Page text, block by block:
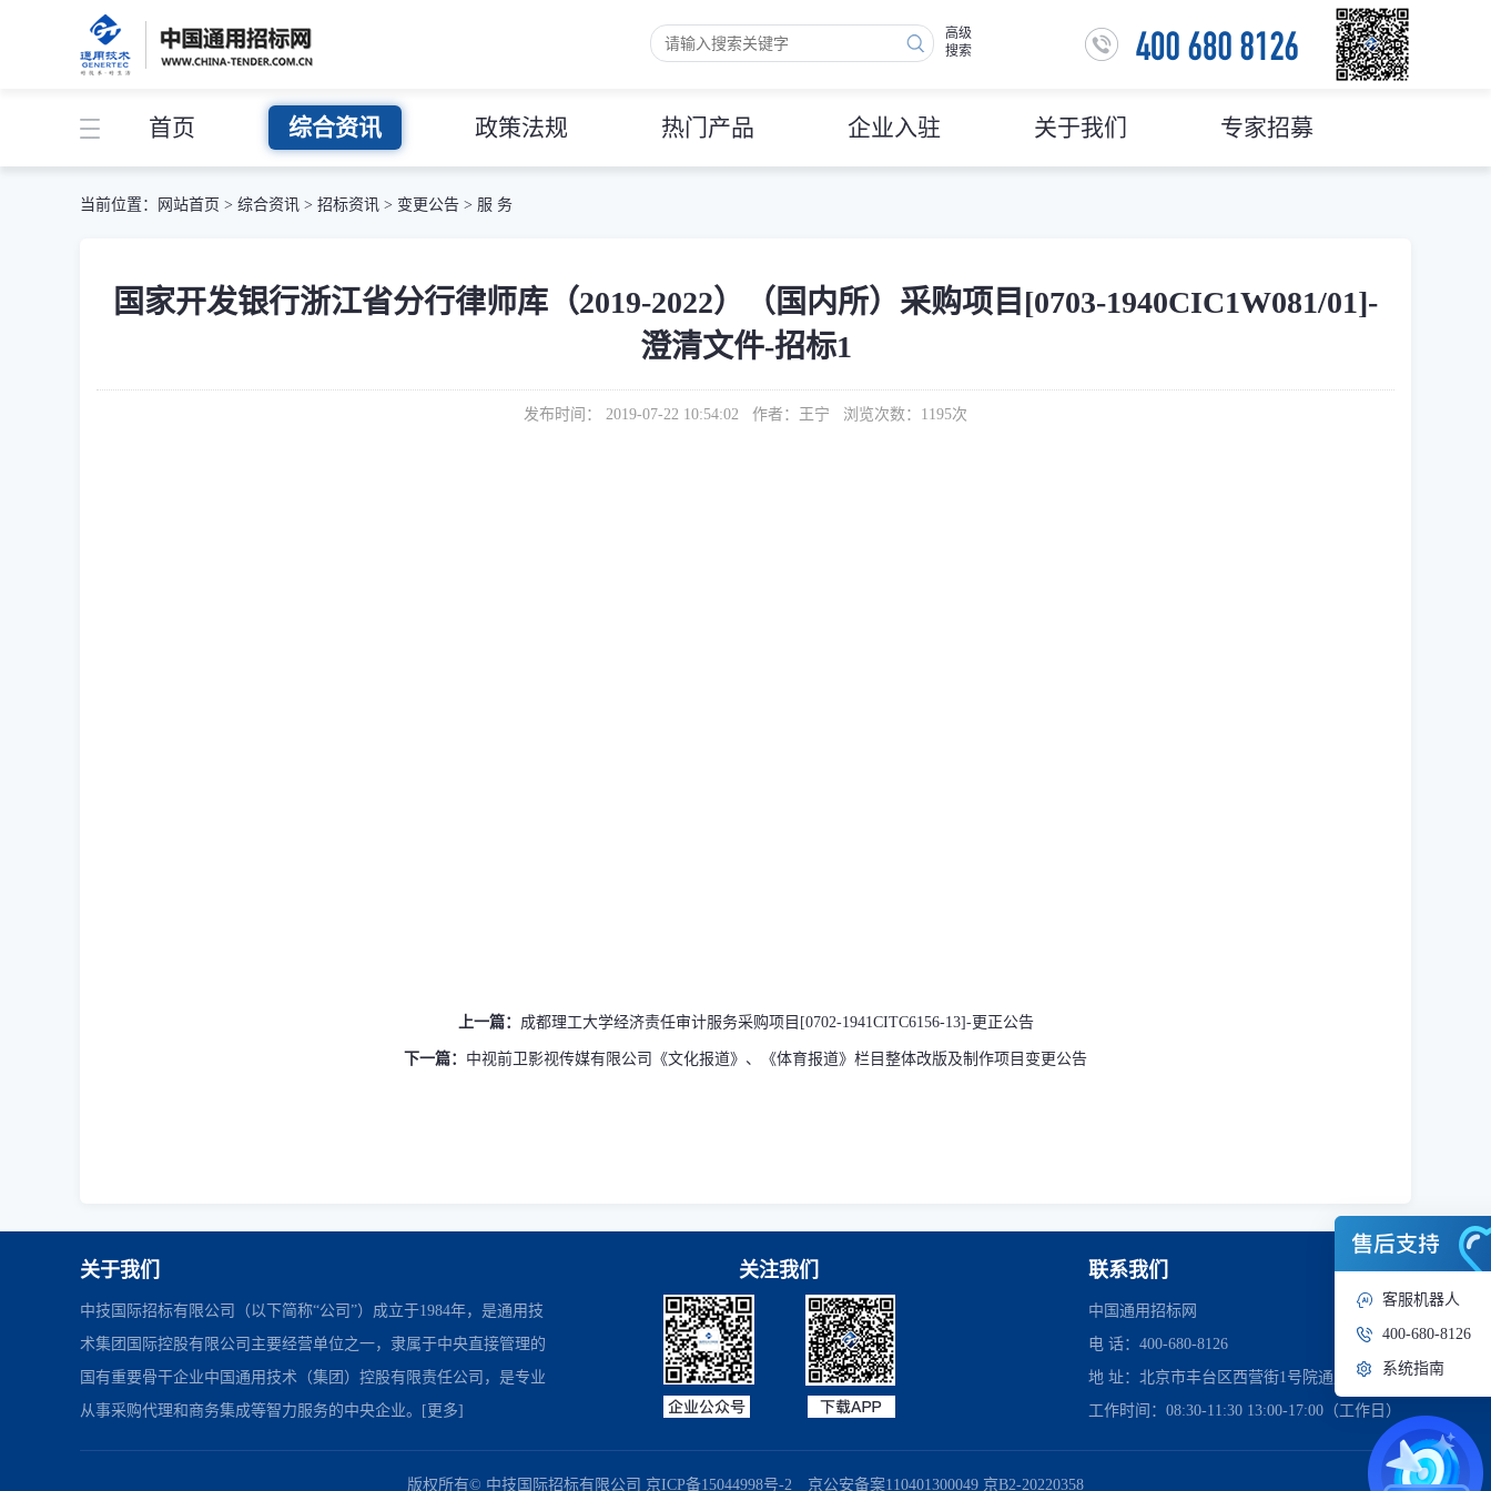
高级
搜索
首页 综合资讯 政策法规 热门产品 企业入驻 关于我们 专家招募
当前位置： 网站首页 > 综合资讯 > 招标资讯 > 变更公告 > 服 务
国家开发银行浙江省分行律师库（2019-2022）（国内所）采购项目[0703-1940CIC1W081/01]-
澄清文件-招标1
发布时间： 2019-07-22 10:54:02 作者：王宁 浏览次数： 1195次
上一篇： 成都理工大学经济责任审计服务采购项目[0702-1941CITC6156-13]-更正公告
下一篇： 中视前卫影视传媒有限公司《文化报道》、《体育报道》栏目整体改版及制作项目变更公告
关于我们
中技国际招标有限公司（以下简称“公司”）成立于1984年，是通用技
术集团国际控股有限公司主要经营单位之一，隶属于中央直接管理的
国有重要骨干企业中国通用技术（集团）控股有限责任公司，是专业
从事采购代理和商务集成等智力服务的中央企业。
[更多]
关注我们 联系我们
中国通用招标网
电 话：400-680-8126
地 址：北京市丰台区西营街1号院通用时代中心
工作时间：08:30-11:30 13:00-17:00（工作日）
版权所有© 中技国际招标有限公司 京ICP备15044998号-2 京公安备案110401300049 京B2-20220358
客服机器人
400-680-8126
系统指南